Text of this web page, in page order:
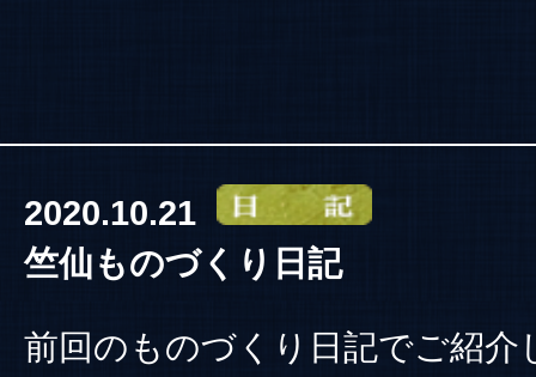
2020.10.21
竺仙ものづくり日記
前回のものづくり日記でご紹介